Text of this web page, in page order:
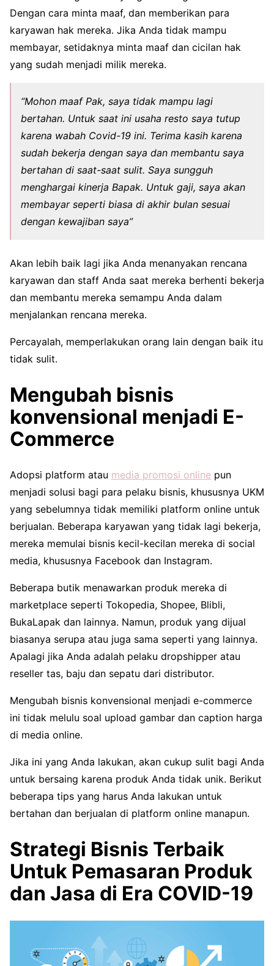
Dengan cara minta maaf, dan memberikan para
karyawan hak mereka. Jika Anda tidak mampu
membayar, setidaknya minta maaf dan cicilan hak
yang sudah menjadi milik mereka.
“Mohon maaf Pak, saya tidak mampu lagi
bertahan. Untuk saat ini usaha resto saya tutup
karena wabah Covid-19 ini. Terima kasih karena
sudah bekerja dengan saya dan membantu saya
bertahan di saat-saat sulit. Saya sungguh
menghargai kinerja Bapak. Untuk gaji, saya akan
membayar seperti biasa di akhir bulan sesuai
dengan kewajiban saya”
Akan lebih baik lagi jika Anda menanyakan rencana
karyawan dan staff Anda saat mereka berhenti bekerja
dan membantu mereka semampu Anda dalam
menjalankan rencana mereka.
Percayalah, memperlakukan orang lain dengan baik itu
tidak sulit.
Mengubah bisnis
konvensional menjadi E-
Commerce
Adopsi platform atau media promosi online pun
menjadi solusi bagi para pelaku bisnis, khususnya UKM
yang sebelumnya tidak memiliki platform online untuk
berjualan. Beberapa karyawan yang tidak lagi bekerja,
mereka memulai bisnis kecil-kecilan mereka di social
media, khususnya Facebook dan Instagram.
Beberapa butik menawarkan produk mereka di
marketplace seperti Tokopedia, Shopee, Blibli,
BukaLapak dan lainnya. Namun, produk yang dijual
biasanya serupa atau juga sama seperti yang lainnya.
Apalagi jika Anda adalah pelaku dropshipper atau
reseller tas, baju dan sepatu dari distributor.
Mengubah bisnis konvensional menjadi e-commerce
ini tidak melulu soal upload gambar dan caption harga
di media online.
Jika ini yang Anda lakukan, akan cukup sulit bagi Anda
untuk bersaing karena produk Anda tidak unik. Berikut
beberapa tips yang harus Anda lakukan untuk
bertahan dan berjualan di platform online manapun.
Strategi Bisnis Terbaik
Untuk Pemasaran Produk
dan Jasa di Era COVID-19